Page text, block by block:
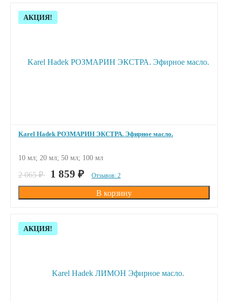
Скидка!
АКЦИЯ!
Karel Hadek РОЗМАРИН ЭКСТРА. Эфирное масло.
ПОД ЗАКАЗ
10 мл; 20 мл; 50 мл; 100 мл
2 065₽ 1 859 ₽ Отзывов: 2
Скидка!
АКЦИЯ!